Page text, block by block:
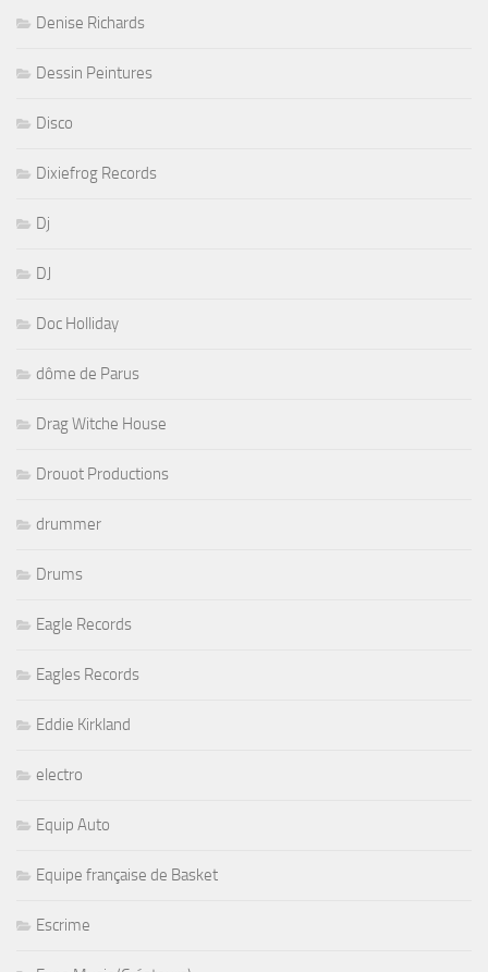
Denise Richards
Dessin Peintures
Disco
Dixiefrog Records
Dj
DJ
Doc Holliday
dôme de Parus
Drag Witche House
Drouot Productions
drummer
Drums
Eagle Records
Eagles Records
Eddie Kirkland
electro
Equip Auto
Equipe française de Basket
Escrime